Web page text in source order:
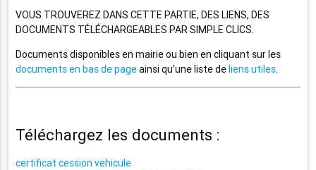
VOUS TROUVEREZ DANS CETTE PARTIE, DES LIENS, DES
DOCUMENTS TÉLÉCHARGEABLES PAR SIMPLE CLICS.
Documents disponibles en mairie ou bien en cliquant sur les
documents en bas de pageainsi qu’une liste deliens utiles.
Téléchargez les documents :
certificat cession vehicule